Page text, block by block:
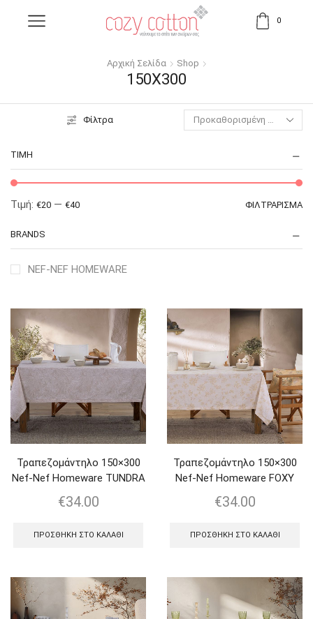
0
Αρχική Σελίδα Shop
150X300
Φίλτρα
ΤΙΜΉ
ΦΙΛΤΡΆΡΙΣΜΑ
Τιμή: €20 — €40
BRANDS
NEF-NEF HOMEWARE
Τραπεζομάντηλo 150×300
Nef-Nef Homeware TUNDRA
€34.00
ΠΡΟΣΘΉΚΗ ΣΤΟ ΚΑΛΆΘΙ
Τραπεζομάντηλo 150×300
Nef-Nef Homeware FOXY
€34.00
ΠΡΟΣΘΉΚΗ ΣΤΟ ΚΑΛΆΘΙ